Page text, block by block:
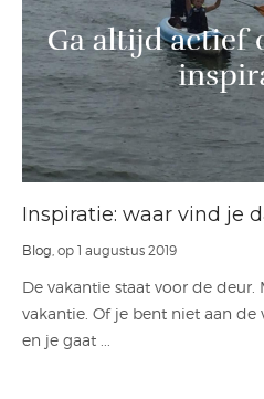
Inspiratie: waar vind je
Blog , op 1 augustus 2019
De vakantie staat voor de deur.
vakantie. Of je bent niet aan
en je gaat ...